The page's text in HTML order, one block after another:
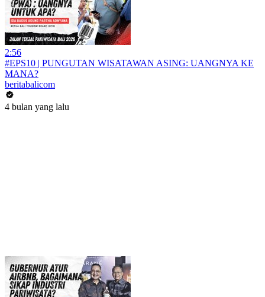
2:56
#EPS10 | PUNGUTAN WISATAWAN ASING: UANGNYA KE
MANA?
beritabalicom
4 bulan yang lalu